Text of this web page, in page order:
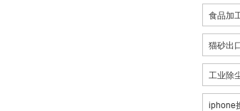
食品加
猫砂出
工业除
iphone